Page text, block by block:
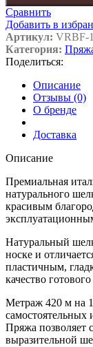
Сравнить
Добавить в
Артикул: VRBF-
Категория:
Поделиться:
Описание
Отзывы (0)
О бренде
Доставка
Описание
Премиальная
натурального
красивым
Натуральный
носке и
пластичным,
качество
Метраж 420 м на
самостоятельных
Пряжа позволяет
выразительной